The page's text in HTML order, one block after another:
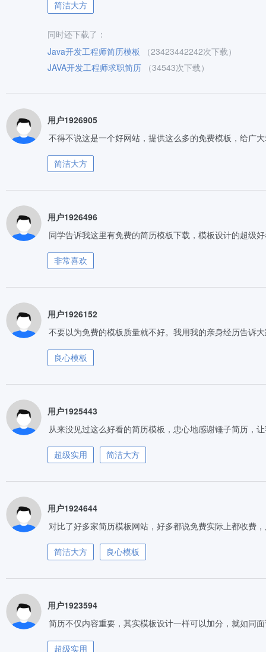
简洁大方
同时还下载了：
Java开发工程师简历模板
（23423442242次下载）
JAVA开发工程师求职简历
（34543次下载）
用户1926905
不得不说这是一个好网站，提供这么多的免费模板，给广
简洁大方
用户1926496
同学告诉我这里有免费的简历模板下载，模板设计的超级
非常喜欢
用户1926152
不要以为免费的模板质量就不好。我用我的亲身经历告诉
良心模板
用户1925443
从来没见过这么好看的简历模板，忠心地感谢锤子简历，
超级实用 简洁大方
用户1924644
对比了好多家简历模板网站，好多都说免费实际上都收费
简洁大方 良心模板
用户1923594
简历不仅内容重要，其实模板设计一样可以加分，就如同
超级实用